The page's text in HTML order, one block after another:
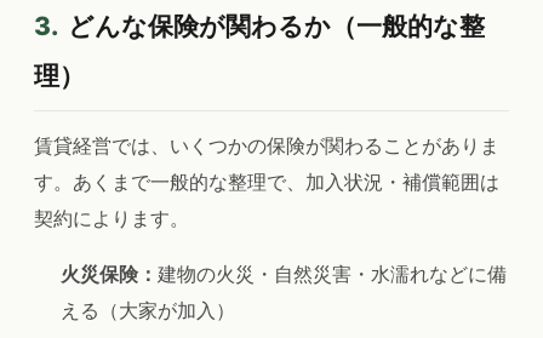
3. どんな保険が関わるか（一般的な整
理）
賃貸経営では、いくつかの保険が関わることがありま
す。あくまで一般的な整理で、加入状況・補償範囲は
契約によります。
火災保険： 建物の火災・自然災害・水濡れなどに備
える（大家が加入）